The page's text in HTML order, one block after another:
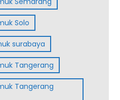
Solo
surabaya
Tangerang
Tangerang